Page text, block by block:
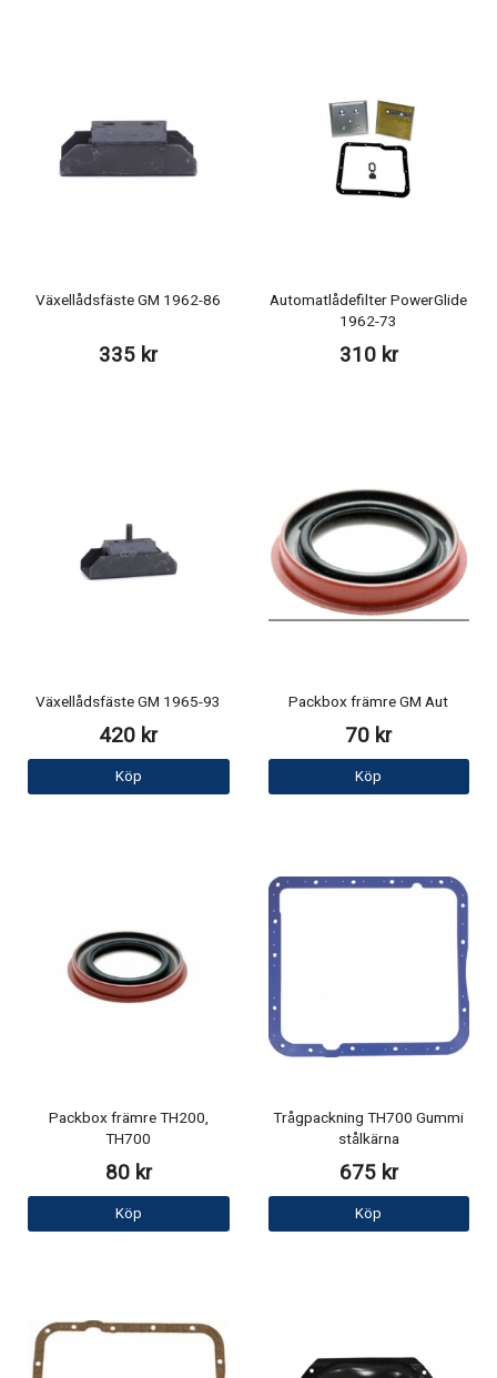
Växellådsfäste GM 1962-86
335 kr
Automatlådefilter PowerGlide
1962-73
310 kr
Växellådsfäste GM 1965-93
420 kr
Köp
Packbox främre GM Aut
70 kr
Köp
Packbox främre TH200,
TH700
80 kr
Köp
Trågpackning TH700 Gummi
stålkärna
675 kr
Köp